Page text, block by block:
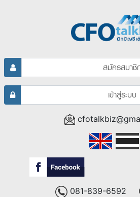
สมัครสมาชิ
เข้าสู่ระบบ
081-839-6592